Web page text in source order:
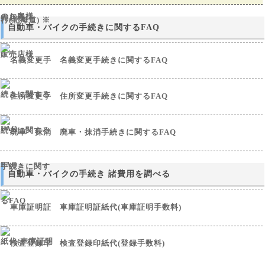
自動車・バイクの手続きに関するFAQ
名義変更手続きに関するFAQ
住所変更手続きに関するFAQ
廃車・抹消手続きに関するFAQ
自動車・バイクの手続き 諸費用を調べる
車庫証明証紙代(車庫証明手数料)
検査登録印紙代(登録手数料)